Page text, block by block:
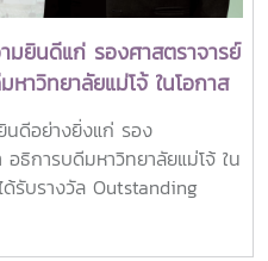
มยินดีแก่ รองศาสตราจารย์
าวิทยาลัยแม่โจ้ ในโอกาส
Scholarship
นดีอย่างยิ่งแก่ รอง
ธิการบดีมหาวิทยาลัยแม่โจ้ ใน
ด้รับรางวัล Outstanding
ต้ว่าด้วยบัณฑิตศึกษาและการ